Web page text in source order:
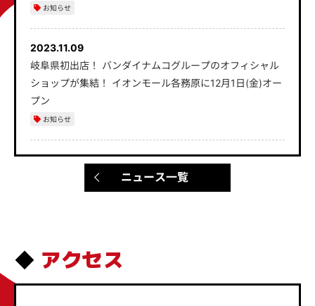
お知らせ
2023.11.09
岐阜県初出店！ バンダイナムコグループのオフィシャル
ショップが集結！ イオンモール各務原に12月1日(金)オー
プン
お知らせ
ニュース一覧
アクセス